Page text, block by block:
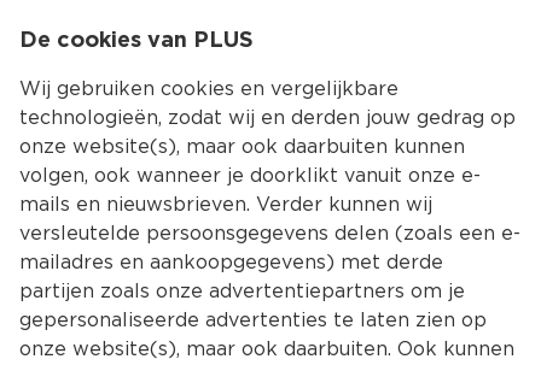
Kies jouw
Terug Producten
De cookies van PLUS
Wij gebruiken cookies en vergelijkbare
technologieën, zodat wij en derden jouw gedrag op
onze website(s), maar ook daarbuiten kunnen
volgen, ook wanneer je doorklikt vanuit onze e-
mails en nieuwsbrieven. Verder kunnen wij
versleutelde persoonsgegevens delen (zoals een e-
mailadres en aankoopgegevens) met derde
partijen zoals onze advertentiepartners om je
gepersonaliseerde advertenties te laten zien op
onze website(s), maar ook daarbuiten. Ook kunnen